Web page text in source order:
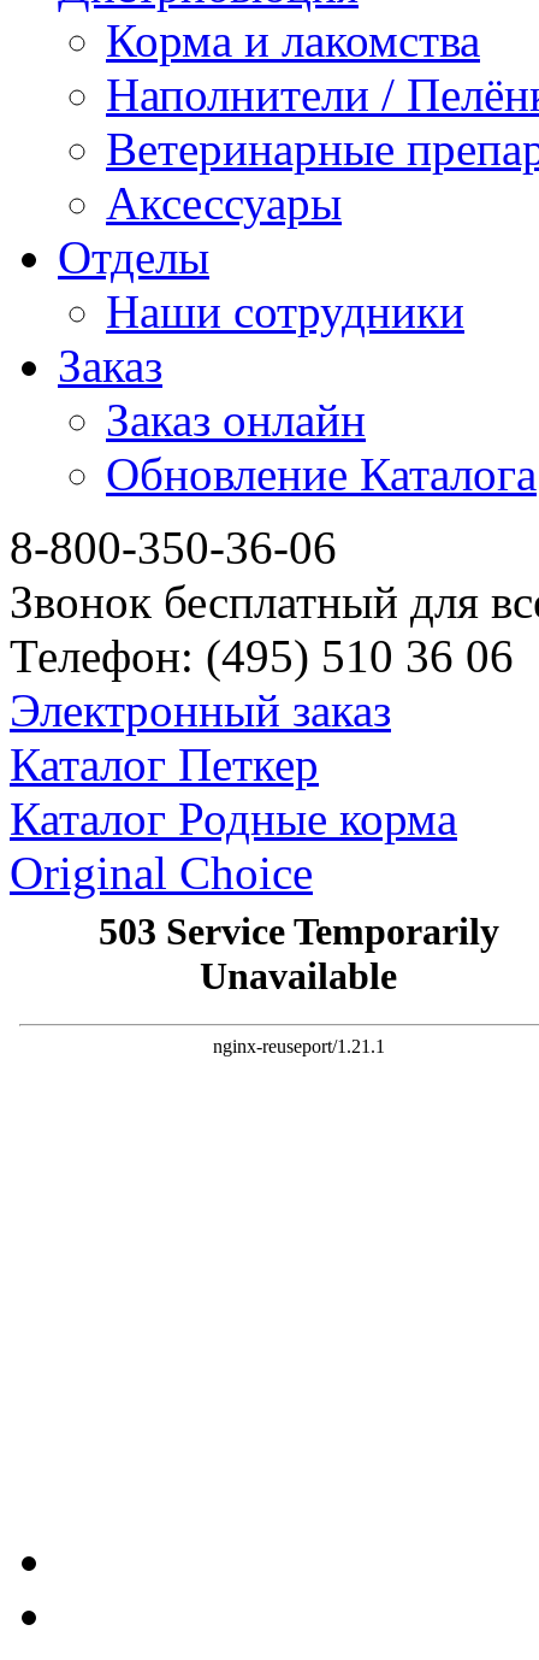
Корма и лакомства
Наполнители /
Ветеринарные
Аксессуары
Отделы
Наши сотрудники
Заказ
Заказ онлайн
Обновление Каталога
8-800-350-36-06
Звонок бесплатный для
Телефон: (495) 510 36 06
Электронный заказ
Каталог Петкер
Каталог Родные корма
Original Choice